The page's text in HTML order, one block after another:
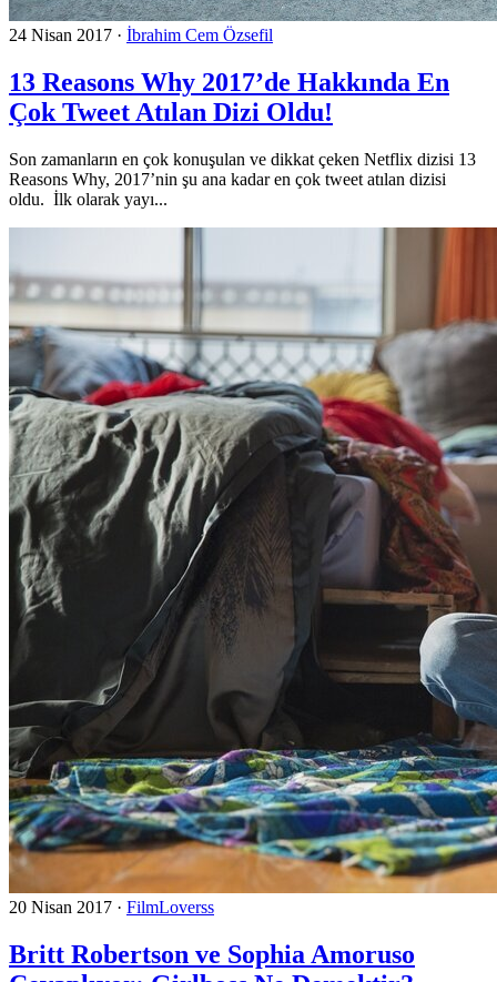
24 Nisan 2017 · İbrahim Cem Özsefil
13 Reasons Why 2017’de Hakkında En
Çok Tweet Atılan Dizi Oldu!
Son zamanların en çok konuşulan ve dikkat çeken Netflix dizisi 13
Reasons Why, 2017’nin şu ana kadar en çok tweet atılan dizisi
oldu. İlk olarak yayı...
20 Nisan 2017 · FilmLoverss
Britt Robertson ve Sophia Amoruso